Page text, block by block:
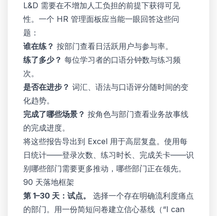
L&D 需要在不增加人工负担的前提下获得可见
性。一个 HR 管理面板应当能一眼回答这些问
题：
谁在练？ 按部门查看日活跃用户与参与率。
练了多少？ 每位学习者的口语分钟数与练习频
次。
是否在进步？ 词汇、语法与口语评分随时间的变
化趋势。
完成了哪些场景？ 按角色与部门查看业务故事线
的完成进度。
将这些报告导出到 Excel 用于高层复盘。使用每
日统计——登录次数、练习时长、完成关卡——识
别哪些部门需要更多推动，哪些部门正在领先。
90 天落地框架
第 1–30 天：试点。
选择一个存在明确流利度痛点
的部门。用一份简短问卷建立信心基线（“I can